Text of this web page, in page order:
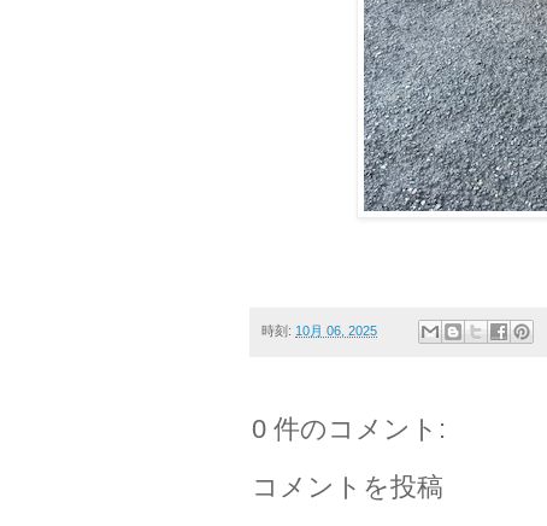
時刻: 10月 06, 2025
0 件のコメント:
コメントを投稿